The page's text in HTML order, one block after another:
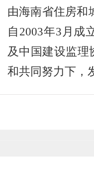
由海南省住房和
自2003年3月成
及中国建设监理
和共同努力下，